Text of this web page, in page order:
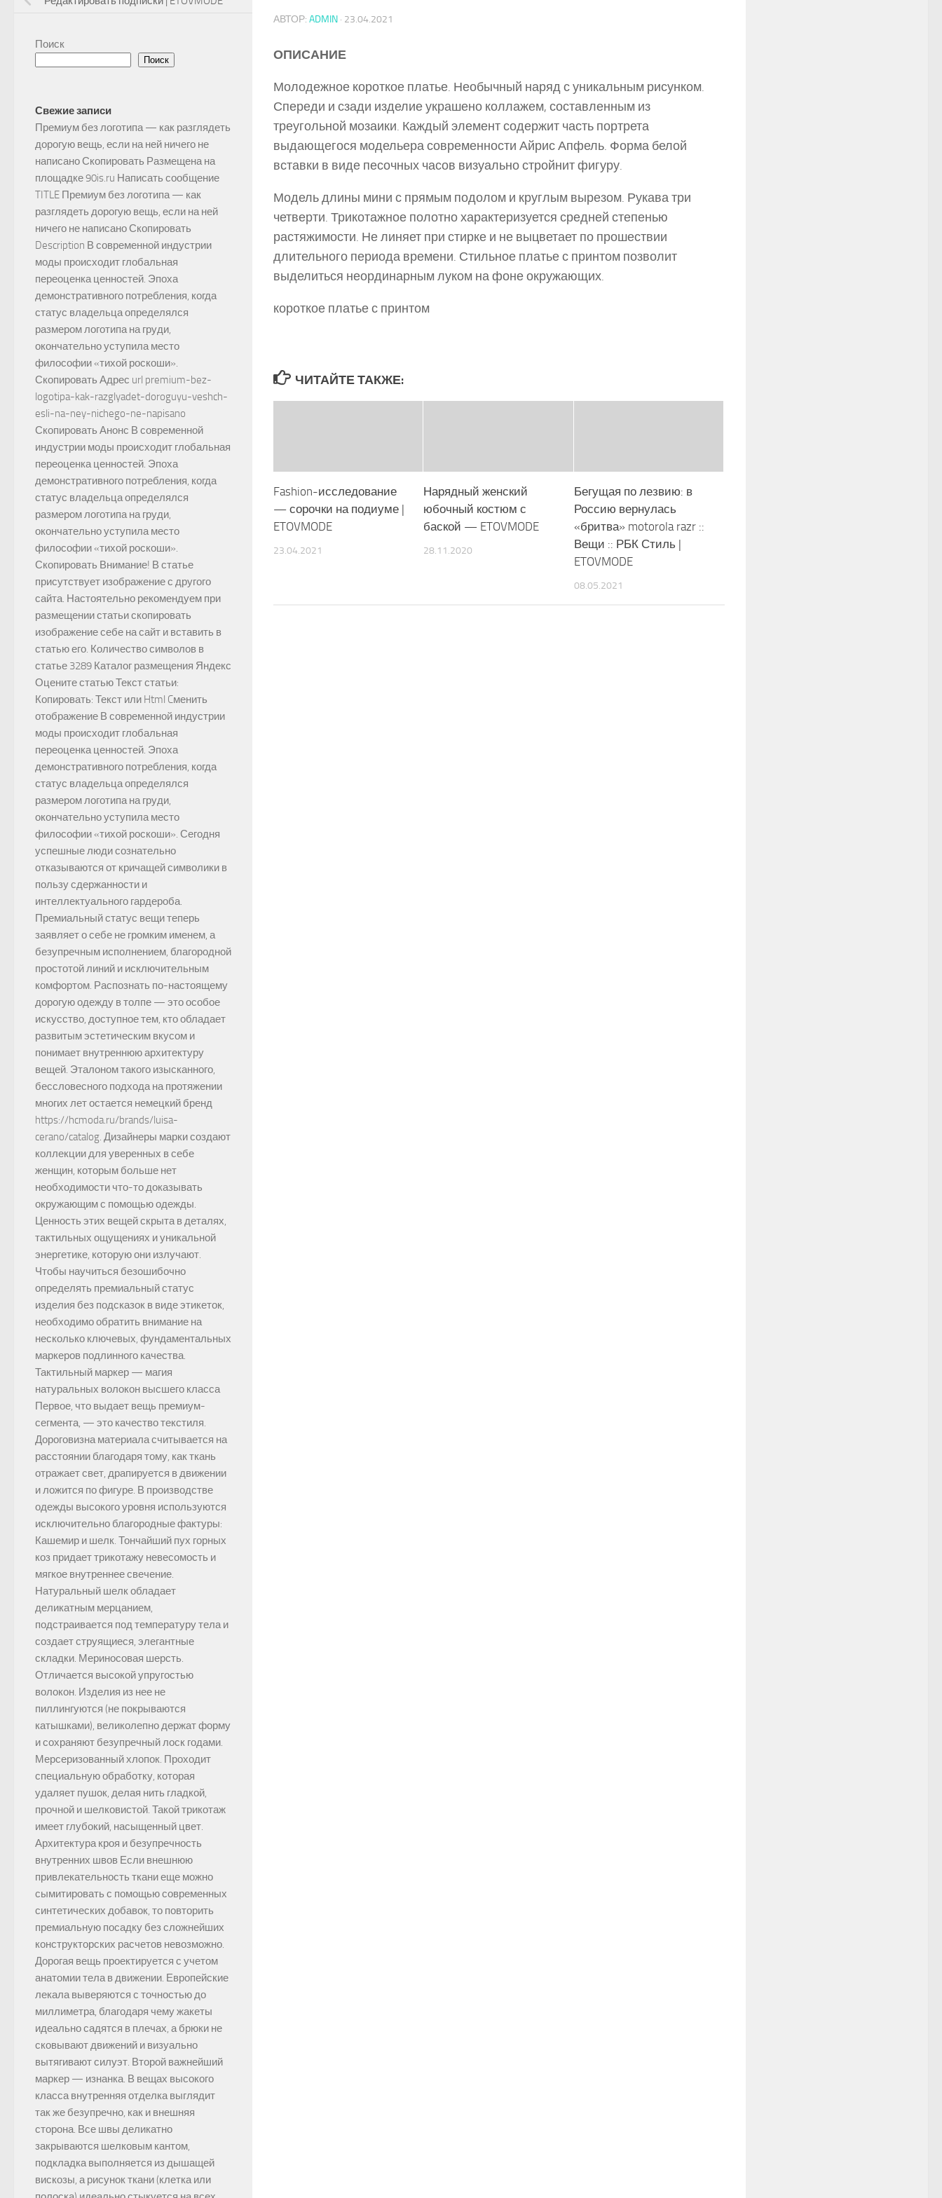
АВТОР: ADMIN · 23.04.2021
ОПИСАНИЕ
Молодежное короткое платье. Необычный наряд с уникальным рисунком.
Спереди и сзади изделие украшено коллажем, составленным из
треугольной мозаики. Каждый элемент содержит часть портрета
выдающегося модельера современности Айрис Апфель. Форма белой
вставки в виде песочных часов визуально стройнит фигуру.
Модель длины мини с прямым подолом и круглым вырезом. Рукава три
четверти. Трикотажное полотно характеризуется средней степенью
растяжимости. Не линяет при стирке и не выцветает по прошествии
длительного периода времени. Стильное платье с принтом позволит
выделиться неординарным луком на фоне окружающих.
короткое платье с принтом
ЧИТАЙТЕ ТАКЖЕ:
Fashion-исследование
— сорочки на подиуме |
ETOVMODE
23.04.2021
Нарядный женский
юбочный костюм с
баской — ETOVMODE
28.11.2020
Бегущая по лезвию: в
Россию вернулась
«бритва» motorola razr ::
Вещи :: РБК Стиль |
ETOVMODE
08.05.2021
Поиск
Поиск
Свежие записи
Премиум без логотипа — как разглядеть
дорогую вещь, если на ней ничего не
написано Скопировать Размещена на
площадке 90is.ru Написать сообщение
TITLE Премиум без логотипа — как
разглядеть дорогую вещь, если на ней
ничего не написано Скопировать
Description В современной индустрии
моды происходит глобальная
переоценка ценностей. Эпоха
демонстративного потребления, когда
статус владельца определялся
размером логотипа на груди,
окончательно уступила место
философии «тихой роскоши».
Скопировать Адрес url premium-bez-
logotipa-kak-razglyadet-doroguyu-veshch-
esli-na-ney-nichego-ne-napisano
Скопировать Анонс В современной
индустрии моды происходит глобальная
переоценка ценностей. Эпоха
демонстративного потребления, когда
статус владельца определялся
размером логотипа на груди,
окончательно уступила место
философии «тихой роскоши».
Скопировать Внимание! В статье
присутствует изображение с другого
сайта. Настоятельно рекомендуем при
размещении статьи скопировать
изображение себе на сайт и вставить в
статью его. Количество символов в
статье 3289 Каталог размещения Яндекс
Оцените статью Текст статьи:
Копировать: Текст или Html Cменить
отображение В современной индустрии
моды происходит глобальная
переоценка ценностей. Эпоха
демонстративного потребления, когда
статус владельца определялся
размером логотипа на груди,
окончательно уступила место
философии «тихой роскоши». Сегодня
успешные люди сознательно
отказываются от кричащей символики в
пользу сдержанности и
интеллектуального гардероба.
Премиальный статус вещи теперь
заявляет о себе не громким именем, а
безупречным исполнением, благородной
простотой линий и исключительным
комфортом. Распознать по-настоящему
дорогую одежду в толпе — это особое
искусство, доступное тем, кто обладает
развитым эстетическим вкусом и
понимает внутреннюю архитектуру
вещей. Эталоном такого изысканного,
бессловесного подхода на протяжении
многих лет остается немецкий бренд
https://hcmoda.ru/brands/luisa-
cerano/catalog. Дизайнеры марки создают
коллекции для уверенных в себе
женщин, которым больше нет
необходимости что-то доказывать
окружающим с помощью одежды.
Ценность этих вещей скрыта в деталях,
тактильных ощущениях и уникальной
энергетике, которую они излучают.
Чтобы научиться безошибочно
определять премиальный статус
изделия без подсказок в виде этикеток,
необходимо обратить внимание на
несколько ключевых, фундаментальных
маркеров подлинного качества.
Тактильный маркер — магия
натуральных волокон высшего класса
Первое, что выдает вещь премиум-
сегмента, — это качество текстиля.
Дороговизна материала считывается на
расстоянии благодаря тому, как ткань
отражает свет, драпируется в движении
и ложится по фигуре. В производстве
одежды высокого уровня используются
исключительно благородные фактуры:
Кашемир и шелк. Тончайший пух горных
коз придает трикотажу невесомость и
мягкое внутреннее свечение.
Натуральный шелк обладает
деликатным мерцанием,
подстраивается под температуру тела и
создает струящиеся, элегантные
складки. Мериносовая шерсть.
Отличается высокой упругостью
волокон. Изделия из нее не
пиллингуются (не покрываются
катышками), великолепно держат форму
и сохраняют безупречный лоск годами.
Мерсеризованный хлопок. Проходит
специальную обработку, которая
удаляет пушок, делая нить гладкой,
прочной и шелковистой. Такой трикотаж
имеет глубокий, насыщенный цвет.
Архитектура кроя и безупречность
внутренних швов Если внешнюю
привлекательность ткани еще можно
сымитировать с помощью современных
синтетических добавок, то повторить
премиальную посадку без сложнейших
конструкторских расчетов невозможно.
Дорогая вещь проектируется с учетом
анатомии тела в движении. Европейские
лекала выверяются с точностью до
миллиметра, благодаря чему жакеты
идеально садятся в плечах, а брюки не
сковывают движений и визуально
вытягивают силуэт. Второй важнейший
маркер — изнанка. В вещах высокого
класса внутренняя отделка выглядит
так же безупречно, как и внешняя
сторона. Все швы деликатно
закрываются шелковым кантом,
подкладка выполняется из дышащей
вискозы, а рисунок ткани (клетка или